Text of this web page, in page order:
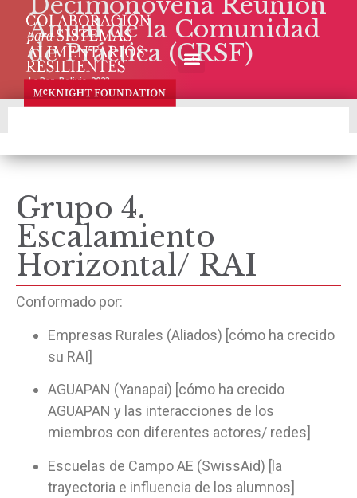
Anual de la Comunidad
de Práctica (CRSF)
La Paz, Bolivia, 2023
Grupo 4.
Escalamiento
Horizontal/ RAI
Conformado por:
Empresas Rurales (Aliados) [cómo ha crecido
su RAI]
AGUAPAN (Yanapai) [cómo ha crecido
AGUAPAN y las interacciones de los
miembros con diferentes actores/ redes]
Escuelas de Campo AE (SwissAid) [la
trayectoria e influencia de los alumnos]